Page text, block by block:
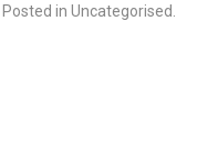
. Posted in Uncategorised